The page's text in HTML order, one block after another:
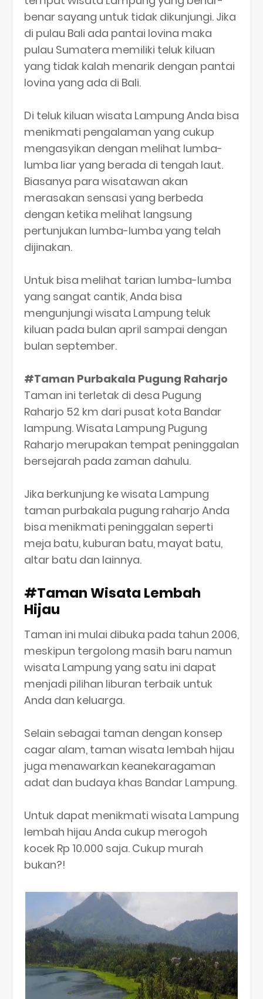
benar sayang untuk tidak dikunjungi. Jika
di pulau Bali ada pantai lovina maka
pulau Sumatera memiliki teluk kiluan
yang tidak kalah menarik dengan pantai
lovina yang ada di Bali.
Di teluk kiluan wisata Lampung Anda bisa
menikmati pengalaman yang cukup
mengasyikan dengan melihat lumba-
lumba liar yang berada di tengah laut.
Biasanya para wisatawan akan
merasakan sensasi yang berbeda
dengan ketika melihat langsung
pertunjukan lumba-lumba yang telah
dijinakan.
Untuk bisa melihat tarian lumba-lumba
yang sangat cantik, Anda bisa
mengunjungi wisata Lampung teluk
kiluan pada bulan april sampai dengan
bulan september.
#Taman Purbakala Pugung Raharjo
Taman ini terletak di desa Pugung
Raharjo 52 km dari pusat kota Bandar
lampung. Wisata Lampung Pugung
Raharjo merupakan tempat peninggalan
bersejarah pada zaman dahulu.
Jika berkunjung ke wisata Lampung
taman purbakala pugung raharjo Anda
bisa menikmati peninggalan seperti
meja batu, kuburan batu, mayat batu,
altar batu dan lainnya.
#Taman Wisata Lembah
Hijau
Taman ini mulai dibuka pada tahun 2006,
meskipun tergolong masih baru namun
wisata Lampung yang satu ini dapat
menjadi pilihan liburan terbaik untuk
Anda dan keluarga.
Selain sebagai taman dengan konsep
cagar alam, taman wisata lembah hijau
juga menawarkan keanekaragaman
adat dan budaya khas Bandar Lampung.
Untuk dapat menikmati wisata Lampung
lembah hijau Anda cukup merogoh
kocek Rp 10.000 saja. Cukup murah
bukan?!